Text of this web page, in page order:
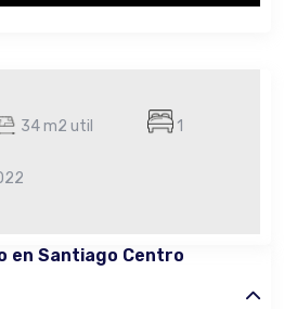
34 m2 util 1
en Santiago Centro